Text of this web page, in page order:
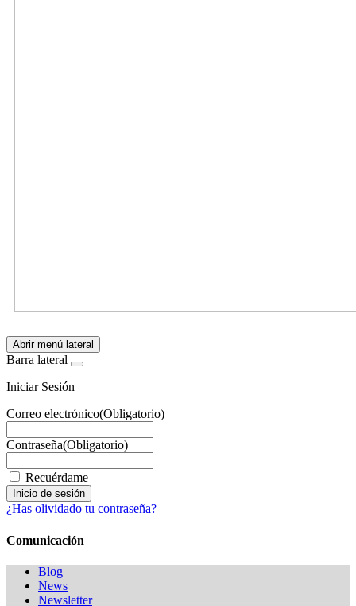
Abrir menú lateral
Barra lateral
Iniciar Sesión
Correo electrónico(Obligatorio)
Contraseña(Obligatorio)
Recuérdame
¿Has olividado tu contraseña?
Comunicación
Blog
News
Newsletter